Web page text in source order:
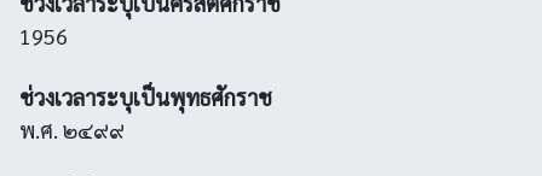
1956
ช่วงเวลาระบุเป็นพุทธศักราช
พ.ศ. ๒๔๙๙